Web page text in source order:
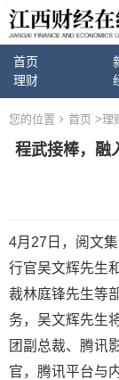
首页
理财
您的位置 首页 >理
程武接棒，融
4月27日，阅文
行官吴文辉先生
裁林庭锋先生等
务，吴文辉先生
团副总裁、腾讯
官，腾讯平台与